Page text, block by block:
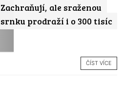
Zachraňují, ale sraženou
srnku prodraží i o 300 tisíc
ČÍST VÍCE